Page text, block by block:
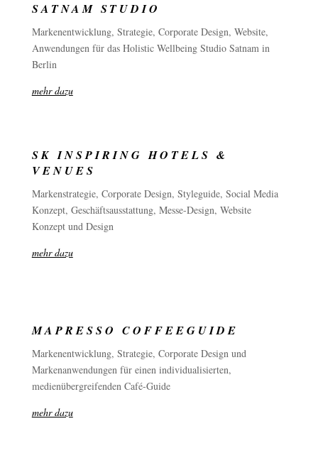
SATNAM STUDIO
Markenentwicklung, Strategie, Corporate Design, Website,
Anwendungen für das Holistic Wellbeing Studio Satnam in
Berlin
mehr dazu
SK INSPIRING HOTELS &
VENUES
Markenstrategie, Corporate Design, Styleguide, Social Media
Konzept, Geschäftsausstattung, Messe-Design, Website
Konzept und Design
mehr dazu
MAPRESSO COFFEEGUIDE
Markenentwicklung, Strategie, Corporate Design und
Markenanwendungen für einen individualisierten,
medienübergreifenden Café-Guide
mehr dazu